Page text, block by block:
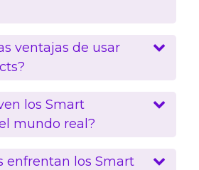
ventajas de usar
los Smart
mundo real?
enfrentan los Smart